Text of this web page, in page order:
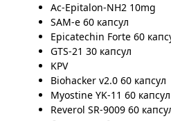
Ac-Epitalon-NH2 10mg
SAM-e 60 капсул
Epicatechin Forte 60
GTS-21 30 капсул
KPV
Biohacker v2.0 60 капсул
Myostine YK-11 60 капсул
Reverol SR-9009 60